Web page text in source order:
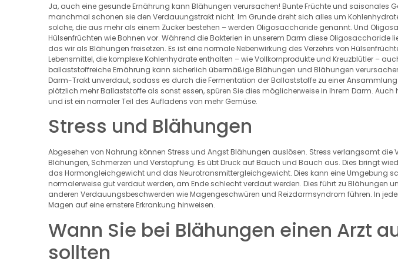
Ja, auch eine gesunde Ernährung kann Blähungen verursachen! Bunte Früchte und saisonales
manchmal schonen sie den Verdauungstrakt nicht. Im Grunde dreht sich alles um
solche, die aus mehr als einem Zucker bestehen – werden Oligosaccharide genannt. Und
Hülsenfrüchten wie Bohnen vor. Während die Bakterien in unserem Darm diese Oligosaccharide
das wir als Blähungen freisetzen. Es ist eine normale Nebenwirkung des Verzehrs von
Lebensmittel, die komplexe Kohlenhydrate enthalten – wie Vollkornprodukte und Kreuzblütler –
ballaststoffreiche Ernährung kann sicherlich übermäßige Blähungen und Blähungen
Darm-Trakt unverdaut, sodass es durch die Fermentation der Ballaststoffe zu einer
plötzlich mehr Ballaststoffe als sonst essen, spüren Sie dies möglicherweise in Ihrem Darm. Auch
und ist ein normaler Teil des Aufladens von mehr Gemüse.
Stress und Blähungen
Abgesehen von Nahrung können Stress und Angst Blähungen auslösen. Stress verlangsamt
Blähungen, Schmerzen und Verstopfung. Es übt Druck auf Bauch und Bauch aus. Dies bringt
das Hormongleichgewicht und das Neurotransmittergleichgewicht. Dies kann eine Umgebung
normalerweise gut verdaut werden, am Ende schlecht verdaut werden. Dies führt zu Blähungen
anderen Verdauungsbeschwerden wie Magengeschwüren und Reizdarmsyndrom führen. In
Magen auf eine ernstere Erkrankung hinweisen.
Wann Sie bei Blähungen einen Arzt
sollten